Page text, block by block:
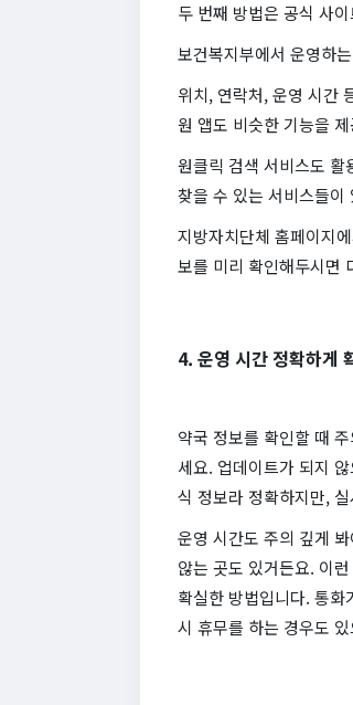
두 번째 방법은 공식 사
보건복지부에서 운영하
위치, 연락처, 운영 시간
원 앱도 비슷한 기능을
원클릭 검색 서비스도 활
찾을 수 있는 서비스들이
지방자치단체 홈페이지
보를 미리 확인해두시면
4. 운영 시간 정확하게
약국 정보를 확인할 때
세요. 업데이트가 되지
식 정보라 정확하지만,
운영 시간도 주의 깊게
않는 곳도 있거든요. 이
확실한 방법입니다. 통
시 휴무를 하는 경우도